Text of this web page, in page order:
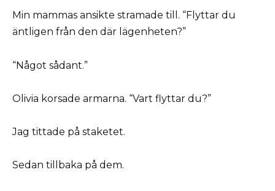
Min mammas ansikte stramade till. “Flyttar du
äntligen från den där lägenheten?”
“Något sådant.”
Olivia korsade armarna. “Vart flyttar du?”
Jag tittade på staketet.
Sedan tillbaka på dem.